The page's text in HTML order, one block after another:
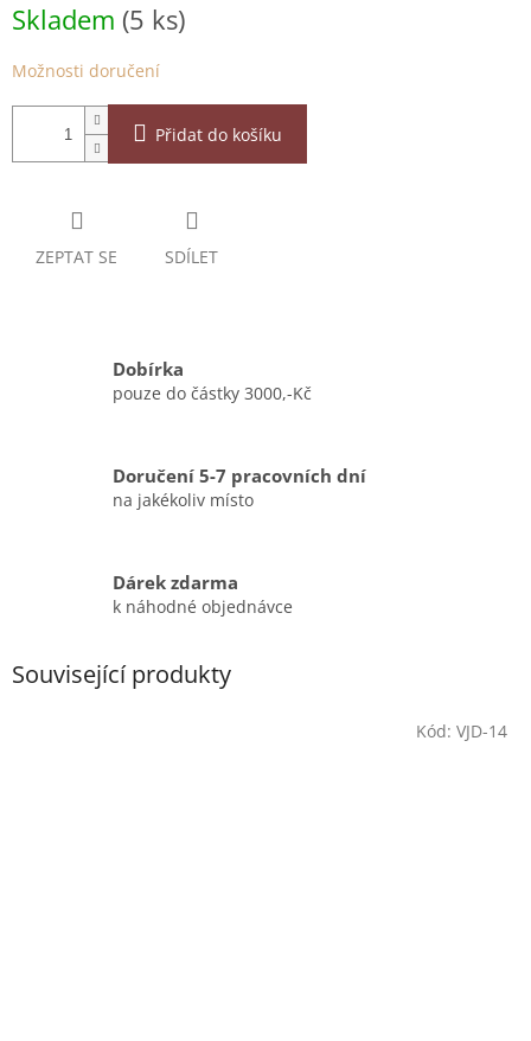
cena:
Skladem (5 ks)
Možnosti doručení
Přidat do košíku
ZEPTAT SE SDÍLET
Dobírka
pouze do částky 3000,-Kč
Doručení 5-7 pracovních dní
na jakékoliv místo
Dárek zdarma
k náhodné objednávce
Související produkty
Kód: VJD-14